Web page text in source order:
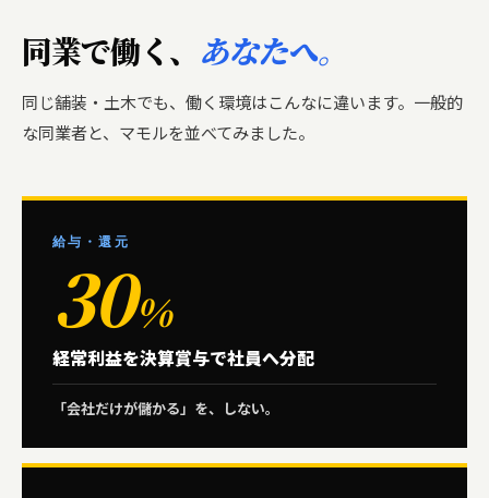
同業で働く、 あなたへ。
同じ舗装・土木でも、働く環境はこんなに違います。一般的
な同業者と、マモルを並べてみました。
給与・還元
30%
経常利益を決算賞与で社員へ分配
「会社だけが儲かる」を、しない。